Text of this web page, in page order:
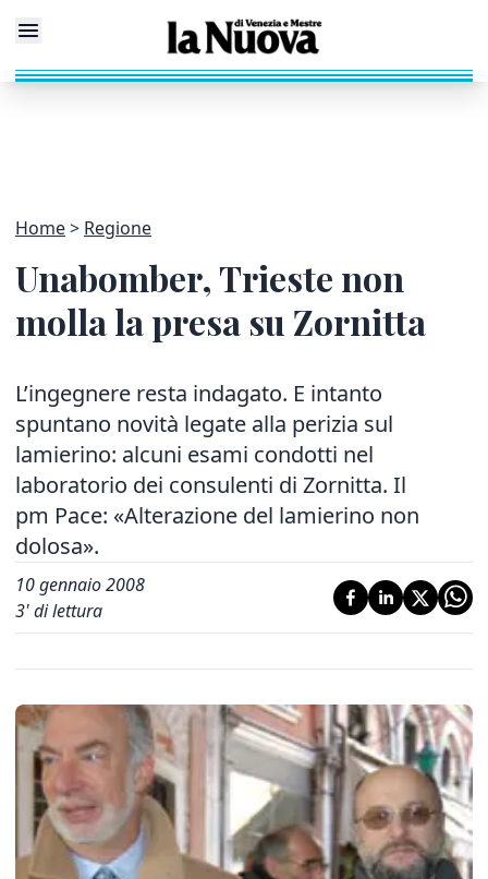
Home Regione
Unabomber, Trieste non
molla la presa su Zornitta
L’ingegnere resta indagato. E intanto
spuntano novità legate alla perizia sul
lamierino: alcuni esami condotti nel
laboratorio dei consulenti di Zornitta. Il
pm Pace: «Alterazione del lamierino non
dolosa».
10 gennaio 2008
3' di lettura